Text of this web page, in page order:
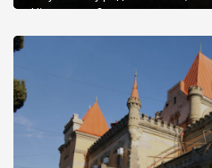
Ніжин греки?